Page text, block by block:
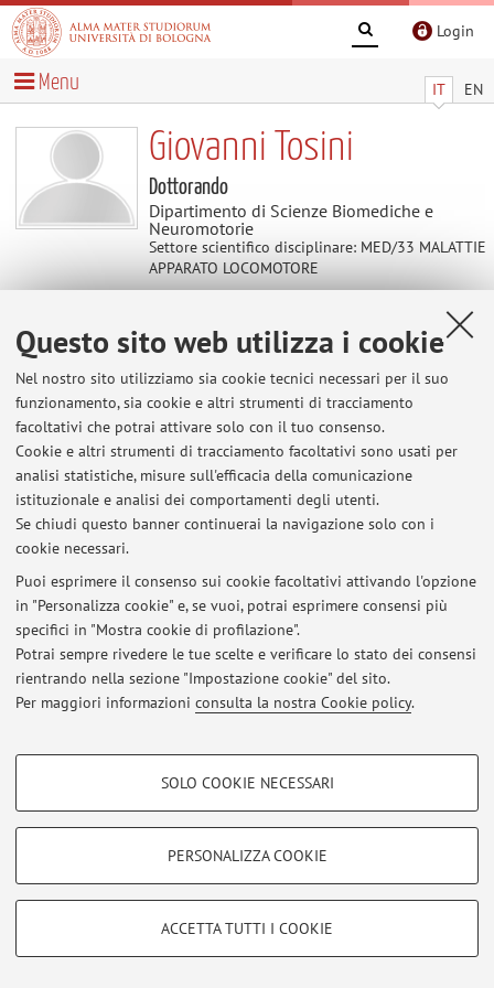
Questo sito web utilizza i cookie
Nel nostro sito utilizziamo sia cookie tecnici necessari per il suo
funzionamento, sia cookie e altri strumenti di tracciamento
facoltativi che potrai attivare solo con il tuo consenso.
Cookie e altri strumenti di tracciamento facoltativi sono usati per
analisi statistiche, misure sull'efficacia della comunicazione
istituzionale e analisi dei comportamenti degli utenti.
Se chiudi questo banner continuerai la navigazione solo con i
cookie necessari.
Puoi esprimere il consenso sui cookie facoltativi attivando l'opzione
in "Personalizza cookie" e, se vuoi, potrai esprimere consensi più
specifici in "Mostra cookie di profilazione".
Potrai sempre rivedere le tue scelte e verificare lo stato dei consensi
rientrando nella sezione "Impostazione cookie" del sito.
Per maggiori informazioni consulta la nostra Cookie policy.
COOKIE DI PROFILAZIONE - FACOLTATIVI
COOKIE TECNICI - NECESSARI
Si tratta di cookie tecnici utilizzati, a titolo esemplificativo, per il corretto
SOLO COOKIE NECESSARI
PERSONALIZZA COOKIE
ACCETTA TUTTI I COOKIE
Login
IT EN
Menu
Giovanni Tosini
Dottorando
Dipartimento di Scienze Biomediche e
Neuromotorie
Settore scientifico disciplinare: MED/33 MALATTIE
APPARATO LOCOMOTORE
Contatti
E-mail: giovanni.tosini2@unibo.it
Dipartimento di Scienze Biomediche e Neuromotorie
Via Massarenti 9, Bologna -Vai alla mappa
Ultimi avvisi
Al momento non sono presenti avvisi.
Accedi tramiteloginper gestire tutti i contenuti del sito.
© 2026 - ALMA MATER STUDIORUM - Università di Bologna - Via
Zamboni, 33 - 40126 Bologna - Partita IVA: 01131710376